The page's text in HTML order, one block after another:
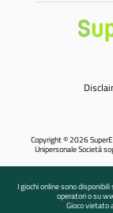
Copyright © 2026
Unipersonale Società
I giochi online sono
operatori o su
Gioco vietato